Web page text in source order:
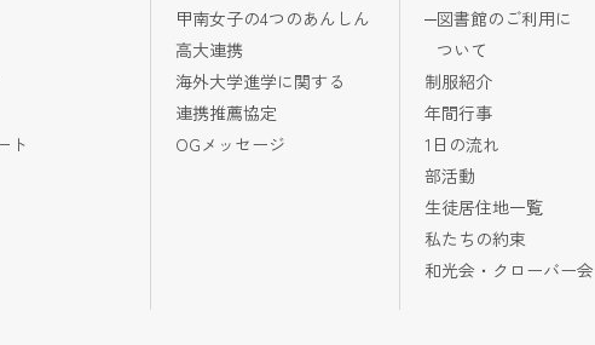
ト
甲南女子の4つのあんしん
高大連携
海外大学進学に関する
連携推薦協定
OGメッセージ
図書館のご利用に
ついて
制服紹介
年間行事
1日の流れ
部活動
生徒居住地一覧
私たちの約束
和光会・クローバー会